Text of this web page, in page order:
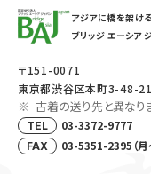
アジアに橋を架け
ブリッジ エーシア
〒151-0071
東京都渋谷区本町3-48-
古着の送り先と異なり
TEL 03-3372-9777
FAX 03-5351-2395（